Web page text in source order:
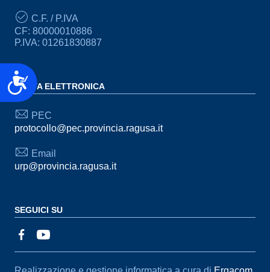
Accessibilità
C.F. / P.IVA
CF: 80000010886
P.IVA: 01261830887
POSTA ELETTRONICA
PEC
protocollo@pec.provincia.ragusa.it
Email
urp@provincia.ragusa.it
SEGUICI SU